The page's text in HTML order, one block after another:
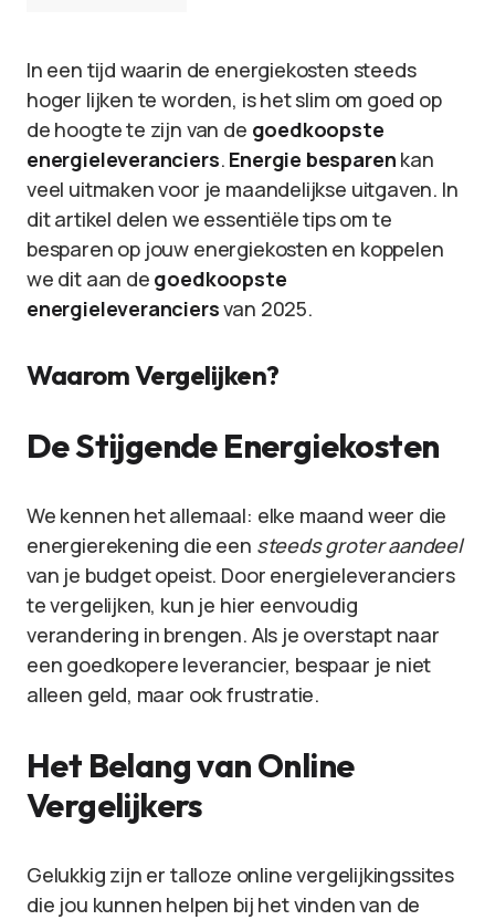
In een tijd waarin de energiekosten steeds
hoger lijken te worden, is het slim om goed op
de hoogte te zijn van de goedkoopste
energieleveranciers. Energie besparen kan
veel uitmaken voor je maandelijkse uitgaven. In
dit artikel delen we essentiële tips om te
besparen op jouw energiekosten en koppelen
we dit aan de goedkoopste
energieleveranciersvan 2025.
Waarom Vergelijken?
De Stijgende Energiekosten
We kennen het allemaal: elke maand weer die
energierekening die een steeds groter aandeel
van je budget opeist. Door energieleveranciers
te vergelijken, kun je hier eenvoudig
verandering in brengen. Als je overstapt naar
een goedkopere leverancier, bespaar je niet
alleen geld, maar ook frustratie.
Het Belang van Online
Vergelijkers
Gelukkig zijn er talloze online vergelijkingssites
die jou kunnen helpen bij het vinden van de